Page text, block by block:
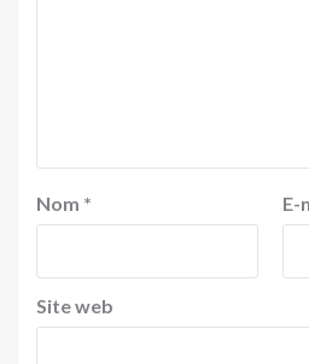
Nom * E-
Site web